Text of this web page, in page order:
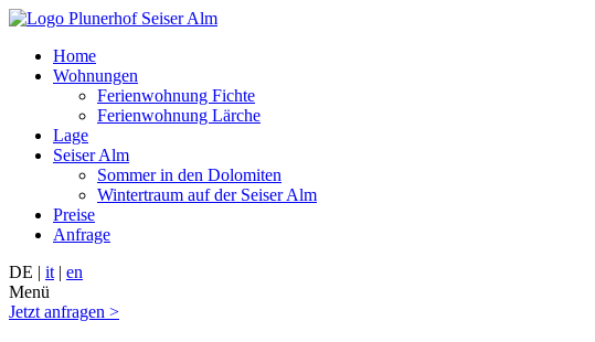
Home
Wohnungen
Ferienwohnung Fichte
Ferienwohnung Lärche
Lage
Seiser Alm
Sommer in den Dolomiten
Wintertraum auf der Seiser Alm
Preise
Anfrage
DE | it | en
Menü
Jetzt anfragen >